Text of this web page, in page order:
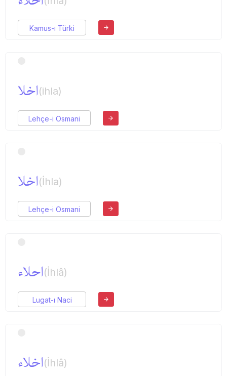
Kamus-ı Türki
اخلا(ihla)
Lehçe-i Osmani
اخلا(İhla)
Lehçe-i Osmani
احلاء(İhlâ)
Lugat-ı Naci
اخلاء(İhlâ)